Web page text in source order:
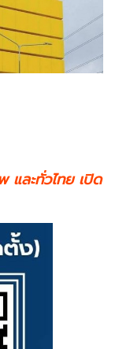
และทั่วไทย เปิด